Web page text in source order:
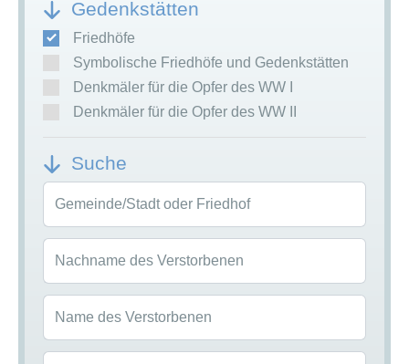
Gedenkstätten
Friedhöfe
Symbolische Friedhöfe und Gedenkstätten
Denkmäler für die Opfer des WW I
Denkmäler für die Opfer des WW II
Suche
Gemeinde/Stadt oder Friedhof
Nachname des Verstorbenen
Name des Verstorbenen